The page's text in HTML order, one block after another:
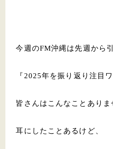
今週のFM沖縄は先週から
『2025年を振り返り注目
皆さんはこんなことありま
耳にしたことあるけど、